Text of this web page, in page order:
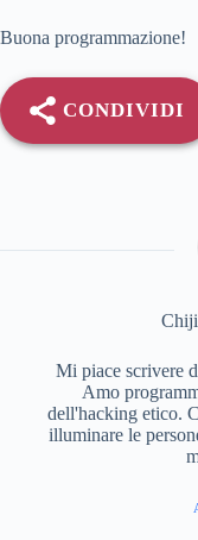
Buona programmazione!
CONDIVIDI
Mi piace scrivere
Amo
dell'hacking etico.
illuminare le